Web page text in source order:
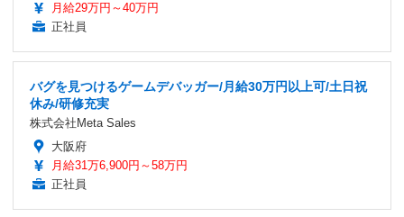
月給29万円～40万円
正社員
バグを見つけるゲームデバッガー/月給30万円以上可/土日祝
休み/研修充実
株式会社Meta Sales
大阪府
月給31万6,900円～58万円
正社員